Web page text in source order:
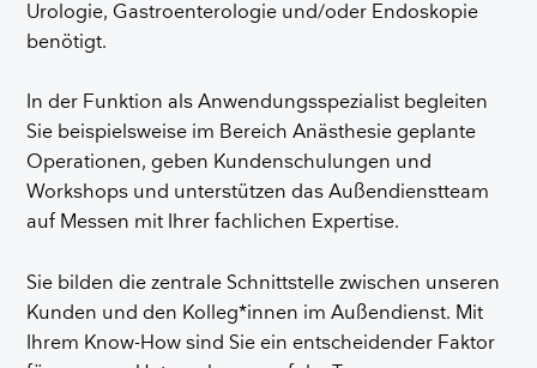
Urologie, Gastroenterologie und/oder Endoskopie
benötigt.
In der Funktion als Anwendungsspezialist begleiten
Sie beispielsweise im Bereich Anästhesie geplante
Operationen, geben Kundenschulungen und
Workshops und unterstützen das Außendienstteam
auf Messen mit Ihrer fachlichen Expertise.
Sie bilden die zentrale Schnittstelle zwischen unseren
Kunden und den Kolleg*innen im Außendienst. Mit
Ihrem Know-How sind Sie ein entscheidender Faktor